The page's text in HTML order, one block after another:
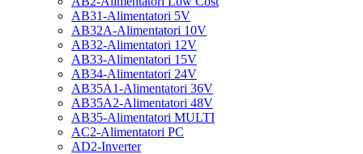
AB31-Alimentatori 5V
AB32A-Alimentatori 10V
AB32-Alimentatori 12V
AB33-Alimentatori 15V
AB34-Alimentatori 24V
AB35A1-Alimentatori 36V
AB35A2-Alimentatori 48V
AB35-Alimentatori MULTI
AC2-Alimentatori PC
AD2-Inverter